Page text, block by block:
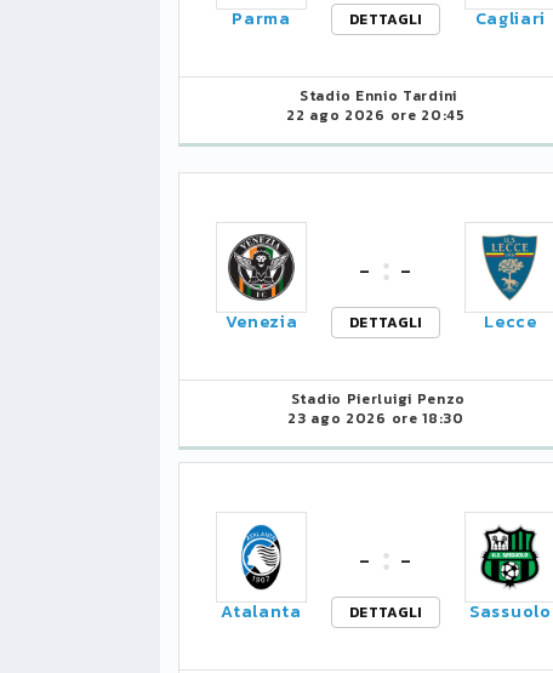
Parma DETTAGLI Cagliari
Stadio Ennio Tardini
22 ago 2026 ore 20:45
Venezia
- -
DETTAGLI Lecce
Stadio Pierluigi Penzo
23 ago 2026 ore 18:30
Atalanta
- -
DETTAGLI Sassuolo
LIGUE1 CLASSIFICA